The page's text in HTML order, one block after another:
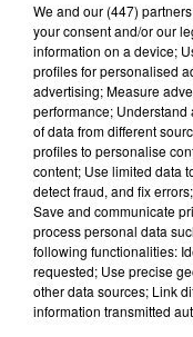
Lecture (1
100%
100% Radio
We and our (447) partners
your consent and/or our
information on a device;
profiles for personalised
advertising; Measure
performance;
of data from different
profiles to personalise
content; Use limited data
detect fraud, and fix
Save and communicate
process personal data
following functionalities:
requested; Use precise
other data sources; Link
information transmitted